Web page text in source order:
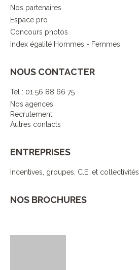
Nos partenaires
Espace pro
Concours photos
Index égalité Hommes - Femmes
NOUS CONTACTER
Tel : 01 56 88 66 75
Nos agences
Recrutement
Autres contacts
ENTREPRISES
Incentives, groupes, C.E. et collectivités
NOS BROCHURES